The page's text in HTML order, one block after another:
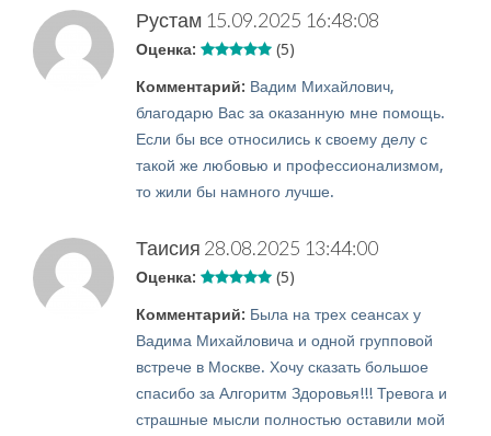
Рустам 15.09.2025 16:48:08
Оценка: (5)
Комментарий: Вадим Михайлович,
благодарю Вас за оказанную мне помощь.
Если бы все относились к своему делу с
такой же любовью и профессионализмом,
то жили бы намного лучше.
Таисия 28.08.2025 13:44:00
Оценка: (5)
Комментарий: Была на трех сеансах у
Вадима Михайловича и одной групповой
встрече в Москве. Хочу сказать большое
спасибо за Алгоритм Здоровья!!! Тревога и
страшные мысли полностью оставили мой